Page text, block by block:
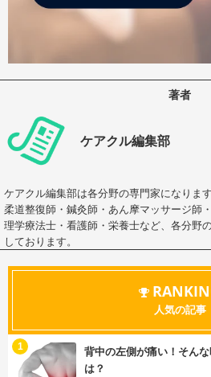
著者
ケアクル編集部
ケアクル編集部は各分野の専門家になります
柔道整復師・鍼灸師・あん摩マッサージ師
理学療法士・看護師・栄養士など、各分野
しております。
人気の記事
背中の左側が痛い！そん
は？
1